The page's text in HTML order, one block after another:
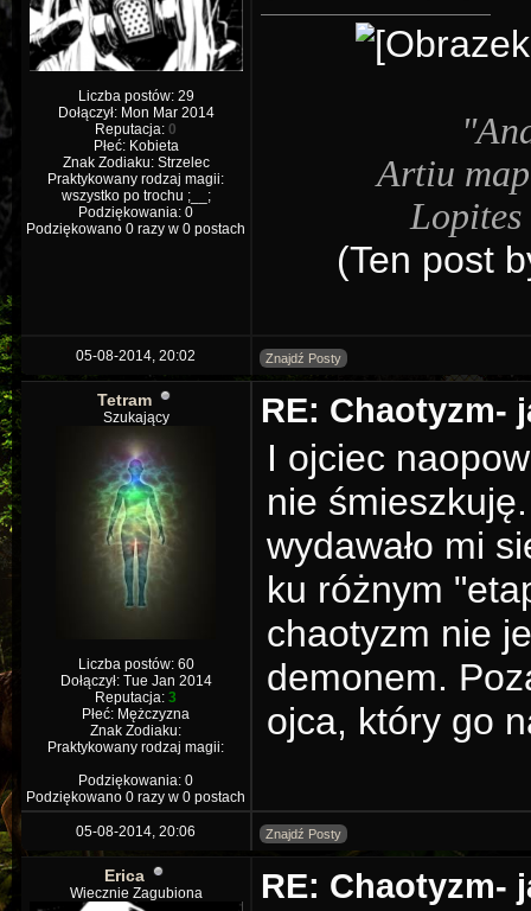
Liczba postów: 29
Dołączył: Mon Mar 2014
Reputacja: 0
Płeć: Kobieta
Znak Zodiaku: Strzelec
Praktykowany rodzaj magii:
wszystko po trochu ;__;
Podziękowania: 0
Podziękowano 0 razy w 0 postach
Artiu
(Ten post
05-08-2014, 20:02 Znajdź Posty
Tetram
Szukający
Liczba postów: 60
Dołączył: Tue Jan 2014
Reputacja: 3
Płeć: Mężczyzna
Znak Zodiaku:
Praktykowany rodzaj magii:
Podziękowania: 0
Podziękowano 0 razy w 0 postach
RE: Chaotyzm-
I ojciec
nie
wydawało mi
ku różnym
chaotyzm nie
demonem.
ojca, który go
05-08-2014, 20:06 Znajdź Posty
Erica
Wiecznie Zagubiona RE: Chaotyzm-